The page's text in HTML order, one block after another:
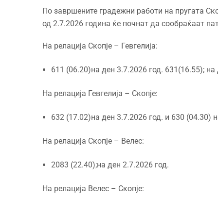
Пo завршените градежни работи на пругата
од 2.7.2026 година ќе почнат да сообраќаат
На релација Скопје – Гевгелија:
611 (06.20)на ден 3.7.2026 год. 631(16.55); на
На релација Гевгелија – Скопје:
632 (17.02)на ден 3.7.2026 год. и 630 (04.30)
На релација Скопје – Велес:
2083 (22.40);на ден 2.7.2026 год.
На релација Велес – Скопје: